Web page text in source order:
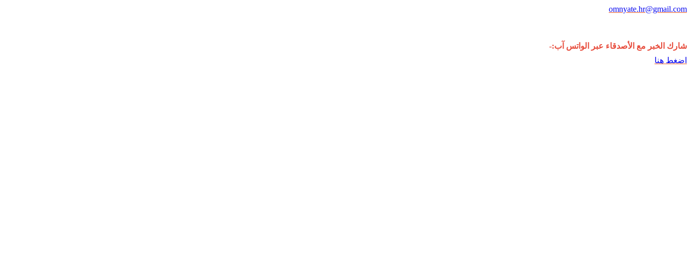
omnyate.hr@gmail.com
شارك الخبر مع الأصدقاء عبر الواتس آب:-
اضغط هنا